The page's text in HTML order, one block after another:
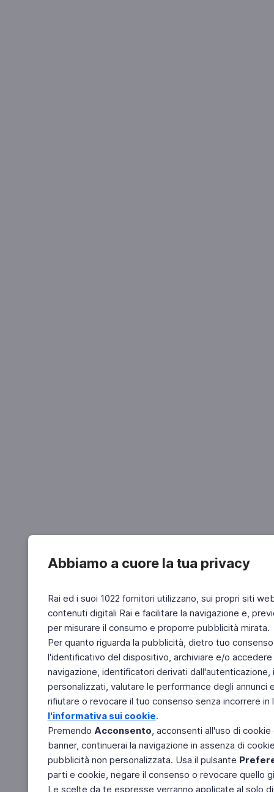
Abbiamo a cuore la tua privacy
Rai ed i suoi 1022 fornitori utilizzano, sui propri siti
contenuti digitali Rai e facilitare la navigazione e,
per misurare il consumo e proporre pubblicità mirata.
Per quanto riguarda la pubblicità, dietro tuo
l'identificativo del dispositivo, archiviare e/o
navigazione, identificatori derivati
personalizzati, valutare le performance degli
rifiutare o revocare il tuo consenso senza incorrere
l'informativa sui cookie.
Premendo Acconsento, acconsenti all'uso di
banner, continuerai la navigazione in assenza di
pubblicità non personalizzata. Usa il pulsante
parti e cookie, negare il consenso o revocare quello
Le scelte da te espresse verranno applicate al solo